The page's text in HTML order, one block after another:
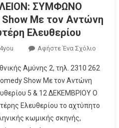
ΣΥΜΦΩΝΟ
Show Με τον Αντώνη
Ελευθερίου
Αφήστε Ένα Σχόλιο
Αμύνης 2, τηλ. 2310 262
Show Με τον Αντώνη
5 & 12 ΔΕΚΕΜΒΡΙΟΥ Ο
Ελευθερίου τo αχτύπητο
κωμικής σκηνής,